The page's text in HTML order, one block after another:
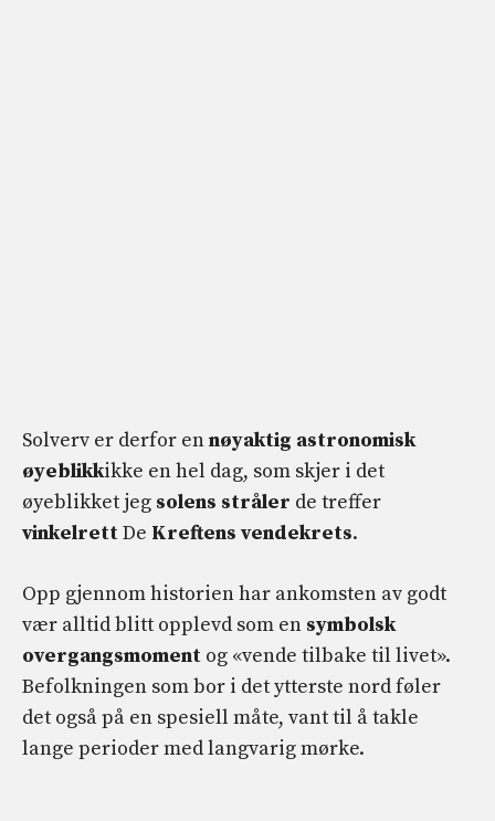
Solverv er derfor ennøyaktig astronomisk
øyeblikkikke en hel dag, som skjer i det
øyeblikket jeg solens stråler de treffer
vinkelrettDe Kreftens vendekrets.
Opp gjennom historien har ankomsten av godt
vær alltid blitt opplevd som en symbolsk
overgangsmoment og «vende tilbake til livet».
Befolkningen som bor i det ytterste nord føler
det også på en spesiell måte, vant til å takle
lange perioder med langvarig mørke.